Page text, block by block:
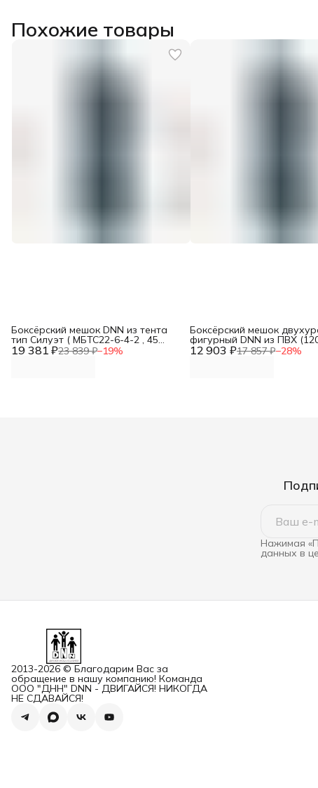
Похожие товары
19 381 ₽23 839 ₽−19%
Боксёрский мешок DNN из тента
тип Силуэт ( МБТС22-6-4-2 , 45
(верхний и нижний диаметр), 12 903 ₽17 857 ₽−28%
Боксёрский мешок
фигурный DNN из ПВХ
вес 60 кг) 45 (верхний и
Нажимая
данных в
2013-2026 © Благодарим Вас за
обращение в нашу компанию! Команда
ООО "ДНН" DNN - ДВИГАЙСЯ! НИКОГДА
НЕ СДАВАЙСЯ!